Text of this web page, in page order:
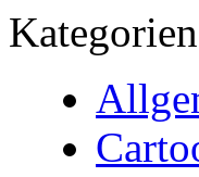
Kategorien